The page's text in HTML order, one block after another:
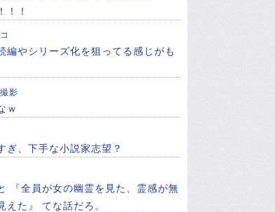
！！
編やシリーズ化を狙ってる感じがも
影
ｗ
ぎ、下手な小説家志望？
『全員が女の幽霊を見た、霊感が無
えた』 てな話だろ。